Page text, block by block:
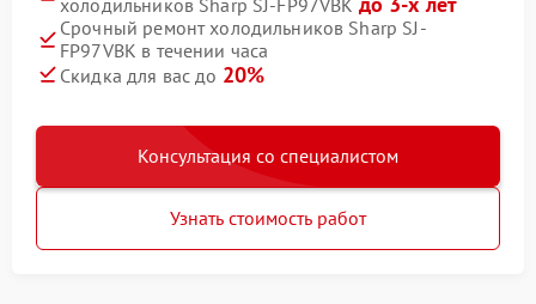
Срочный ремонт холодильников Sharp SJ-
FP97VBK в течении часа
Скидка для вас до 20%
Консультация со специалистом
Узнать стоимость работ